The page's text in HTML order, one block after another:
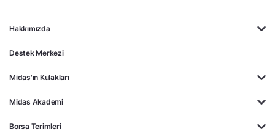
Hakkımızda
Destek Merkezi
Midas'ın Kulakları
Midas Akademi
Borsa Terimleri